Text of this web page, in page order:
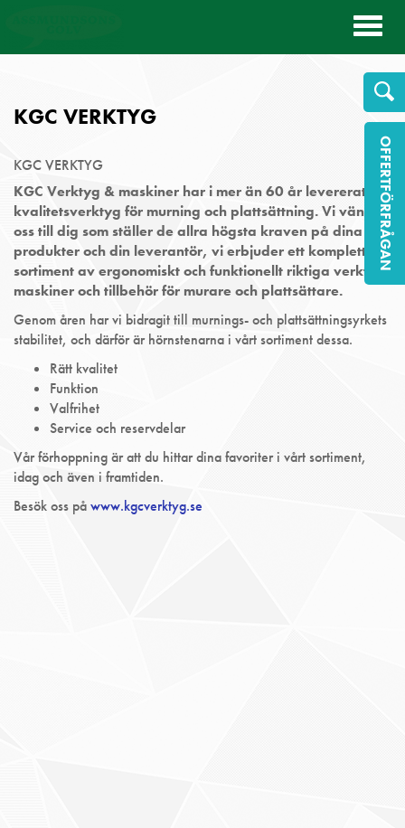
Toggle
OFFERTFÖRFRÅGAN
KGC VERKTYG
KGC VERKTYG
KGC Verktyg & maskiner har i mer än 60 år levererat
kvalitetsverktyg för murning och plattsättning. Vi vänder
oss till dig som ställer de allra högsta kraven på dina
produkter och din leverantör, vi erbjuder ett komplett
sortiment av ergonomiskt och funktionellt riktiga verktyg,
maskiner och tillbehör för murare och plattsättare.
Genom åren har vi bidragit till murnings- och plattsättningsyrkets
stabilitet, och därför är hörnstenarna i vårt sortiment dessa.
Rätt kvalitet
Funktion
Valfrihet
Service och reservdelar
Vår förhoppning är att du hittar dina favoriter i vårt sortiment,
idag och även i framtiden.
Besök oss påwww.kgcverktyg.se